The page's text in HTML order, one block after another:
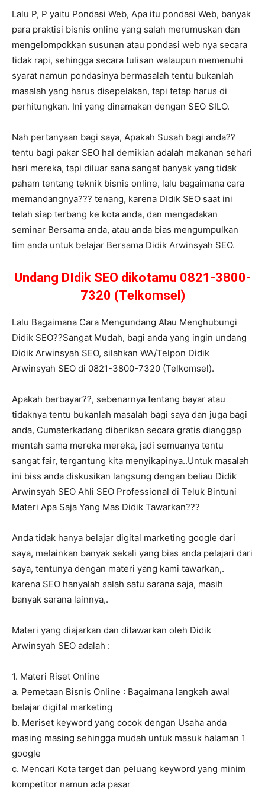
Lalu P, P yaitu Pondasi Web, Apa itu pondasi Web, banyak
para praktisi bisnis online yang salah merumuskan dan
mengelompokkan susunan atau pondasi web nya secara
tidak rapi, sehingga secara tulisan walaupun memenuhi
syarat namun pondasinya bermasalah tentu bukanlah
masalah yang harus disepelakan, tapi tetap harus di
perhitungkan. Ini yang dinamakan dengan SEO SILO.
Nah pertanyaan bagi saya, Apakah Susah bagi anda??
tentu bagi pakar SEO hal demikian adalah makanan sehari
hari mereka, tapi diluar sana sangat banyak yang tidak
paham tentang teknik bisnis online, lalu bagaimana cara
memandangnya??? tenang, karena DIdik SEO saat ini
telah siap terbang ke kota anda, dan mengadakan
seminar Bersama anda, atau anda bias mengumpulkan
tim anda untuk belajar Bersama Didik Arwinsyah SEO.
Undang DIdik SEO dikotamu 0821-3800-
7320 (Telkomsel)
Lalu Bagaimana Cara Mengundang Atau Menghubungi
Didik SEO??Sangat Mudah, bagi anda yang ingin undang
Didik Arwinsyah SEO, silahkan WA/Telpon Didik
Arwinsyah SEO di 0821-3800-7320 (Telkomsel).
Apakah berbayar??, sebenarnya tentang bayar atau
tidaknya tentu bukanlah masalah bagi saya dan juga bagi
anda, Cumaterkadang diberikan secara gratis dianggap
mentah sama mereka mereka, jadi semuanya tentu
sangat fair, tergantung kita menyikapinya..Untuk masalah
ini biss anda diskusikan langsung dengan beliau Didik
Arwinsyah SEO Ahli SEO Professional di Teluk Bintuni
Materi Apa Saja Yang Mas Didik Tawarkan???
Anda tidak hanya belajar digital marketing google dari
saya, melainkan banyak sekali yang bias anda pelajari dari
saya, tentunya dengan materi yang kami tawarkan,.
karena SEO hanyalah salah satu sarana saja, masih
banyak sarana lainnya,.
Materi yang diajarkan dan ditawarkan oleh Didik
Arwinsyah SEO adalah :
1. Materi Riset Online
a. Pemetaan Bisnis Online : Bagaimana langkah awal
belajar digital marketing
b. Meriset keyword yang cocok dengan Usaha anda
masing masing sehingga mudah untuk masuk halaman 1
google
c. Mencari Kota target dan peluang keyword yang minim
kompetitor namun ada pasar